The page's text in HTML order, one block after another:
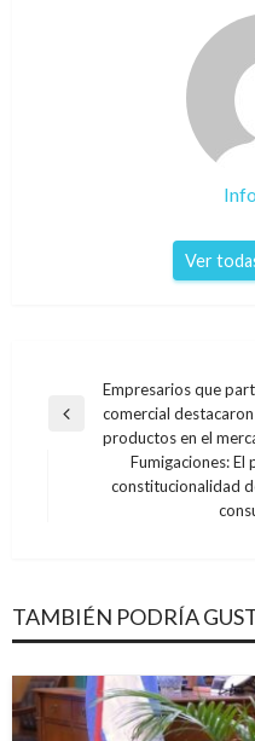
Ver
Navegación
de
entradas
Entrada
anterior
Empresarios que
comercial
productos en el
Entrada
Fumigaciones:
constitucionalidad
TAMBIÉN PODRÍA